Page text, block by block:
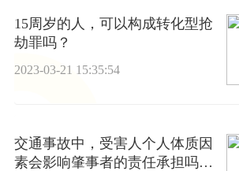
15周岁的人，可以构成转化型抢
劫罪吗？
2023-03-21 15:35:54
交通事故中，受害人个人体质因
素会影响肇事者的责任承担吗？